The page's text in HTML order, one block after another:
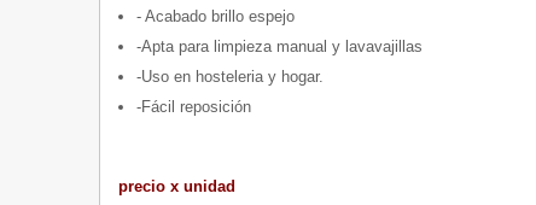
- Acabado brillo espejo
-Apta para limpieza manual y lavavajillas
-Uso en hosteleria y hogar.
-Fácil reposición
precio x unidad